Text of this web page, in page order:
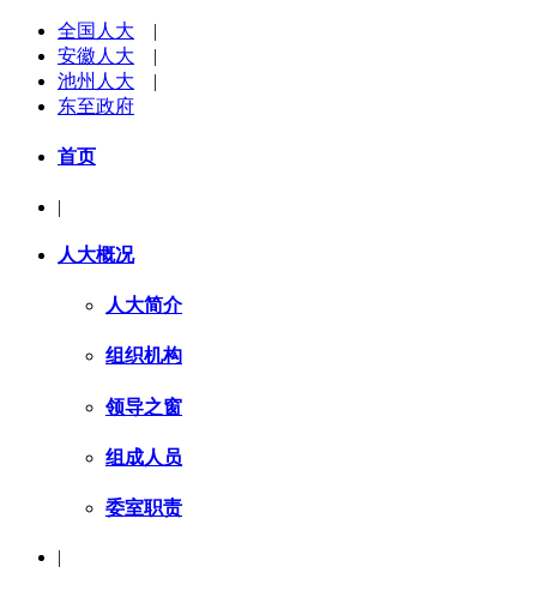
全国人大 |
安徽人大 |
池州人大 |
东至政府
首页
|
人大概况
人大简介
组织机构
领导之窗
组成人员
委室职责
|